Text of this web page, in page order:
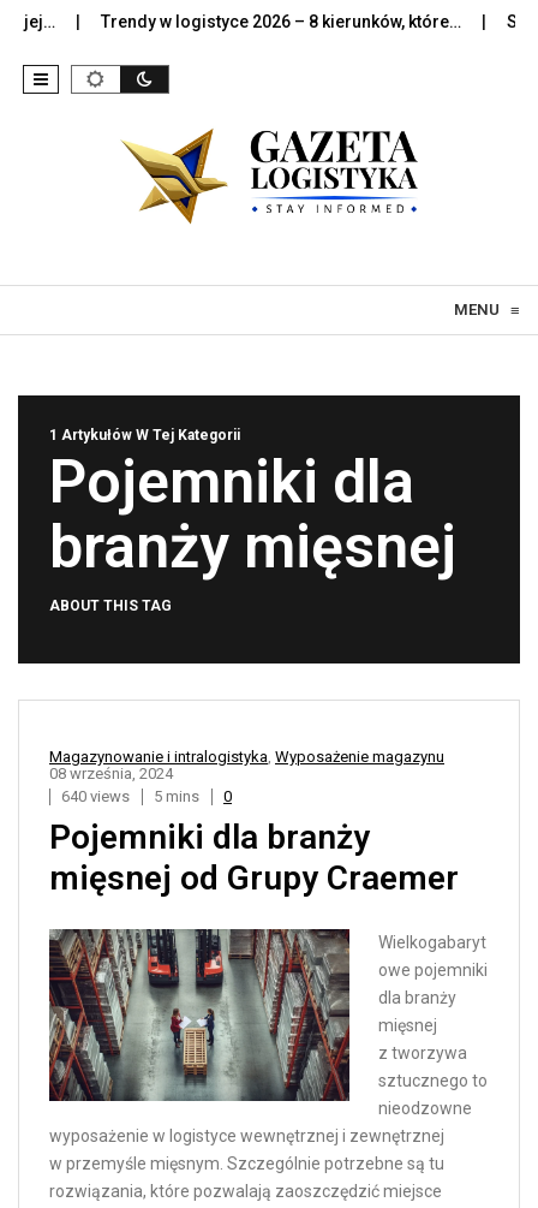
jej… Trendy w logistyce 2026 – 8 kierunków, które…
MENU ≡
1 Artykułów W Tej Kategorii
Pojemniki dla
branży mięsnej
ABOUT THIS TAG
Magazynowanie i intralogistyka, Wyposażenie magazynu
08 września, 2024
640 views
5 mins 0
Pojemniki dla branży
mięsnej od Grupy Craemer
Wielkogabaryt
owe pojemniki
dla branży
mięsnej
z tworzywa
sztucznego to
nieodzowne
wyposażenie w logistyce wewnętrznej i zewnętrznej
w przemyśle mięsnym. Szczególnie potrzebne są tu
rozwiązania, które pozwalają zaoszczędzić miejsce